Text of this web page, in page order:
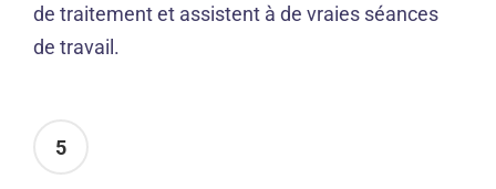
de traitement et assistent à de vraies séances
de travail.
5